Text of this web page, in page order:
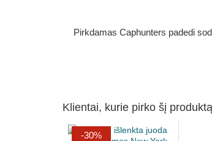
Pirkdamas Caphunters padedi
Klientai, kurie pirko šį
-30%